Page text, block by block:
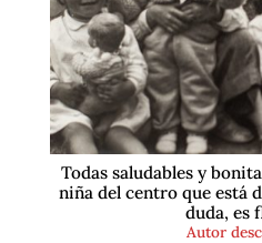
Todas saludables y
niña del centro que está
duda, es
Autor